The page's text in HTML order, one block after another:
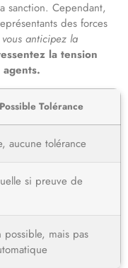
sanction. Cependant,
des forces
vous anticipez la
la tension
Tolérance
aucune tolérance
si preuve de
possible, mais pas